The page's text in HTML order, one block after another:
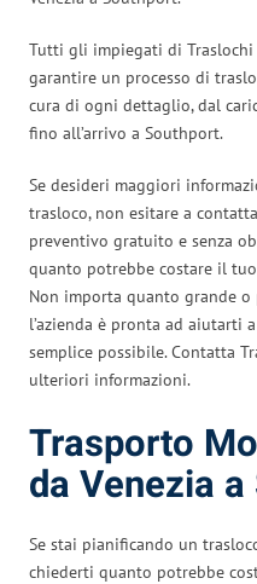
Tutti gli impiegati di Traslochi
garantire un processo di
cura di ogni dettaglio, dal
fino all’arrivo a Southport.
Se desideri maggiori
trasloco, non esitare a
preventivo gratuito e senza
quanto potrebbe costare il
Non importa quanto grande
l’azienda è pronta ad aiutarti
semplice possibile. Contatta
ulteriori informazioni.
Trasporto
da Venezia
Se stai pianificando un
chiederti quanto potrebbe